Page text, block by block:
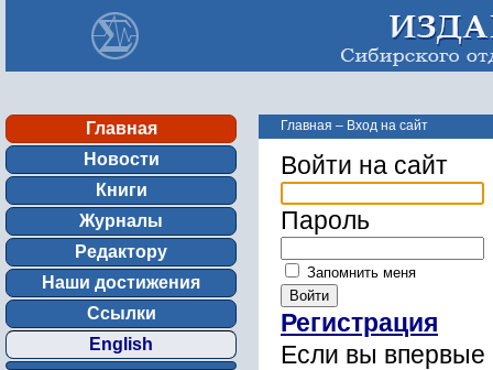
Главная
Новости
Книги
Журналы
Редактору
Наши достижения
Ссылки
English
Главная – Вход на сайт
Войти на сайт
Пароль
Запомнить меня
Регистрация
Если вы впервые